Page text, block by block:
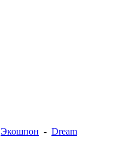
Экошпон - Dream